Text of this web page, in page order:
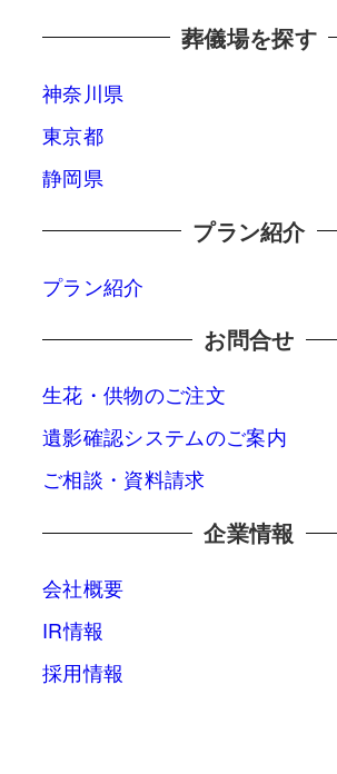
葬儀場を探す
神奈川県
東京都
静岡県
プラン紹介
プラン紹介
お問合せ
生花・供物のご注文
遺影確認システムのご案内
ご相談・資料請求
企業情報
会社概要
IR情報
採用情報